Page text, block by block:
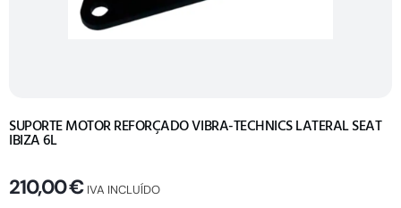
SUPORTE MOTOR REFORÇADO VIBRA-TECHNICS LATERAL SEAT
IBIZA 6L
210,00€ IVA INCLUÍDO